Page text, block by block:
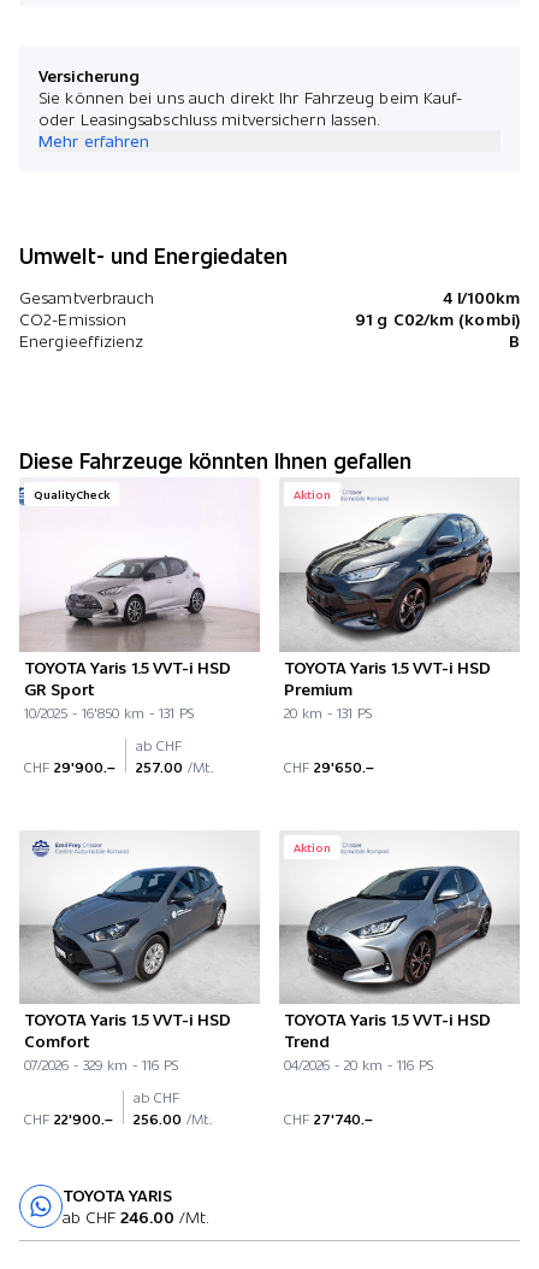
Versicherung
Sie können bei uns auch direkt Ihr Fahrzeug beim Kauf-
oder Leasingsabschluss mitversichern lassen.
Mehr erfahren
Umwelt- und Energiedaten
Gesamtverbrauch
4 l/100km
CO2-Emission
91 g C02/km (kombi)
Energieeffizienz
B
Diese Fahrzeuge könnten Ihnen gefallen
QualityCheck
TOYOTA Yaris 1.5 VVT-i HSD
GR Sport
10/2025 - 16'850 km - 131 PS
CHF 29'900.–
ab CHF
257.00 /Mt.
Aktion
TOYOTA Yaris 1.5 VVT-i HSD
Premium
20 km - 131 PS
CHF 29'650.–
TOYOTA Yaris 1.5 VVT-i HSD
Comfort
07/2026 - 329 km - 116 PS
CHF 22'900.–
ab CHF
256.00 /Mt.
Aktion
TOYOTA Yaris 1.5 VVT-i HSD
Trend
04/2026 - 20 km - 116 PS
CHF 27'740.–
TOYOTA YARIS
ab CHF 246.00 /Mt.